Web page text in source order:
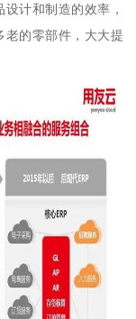
计和制造的效率，
老的零部件，大大提